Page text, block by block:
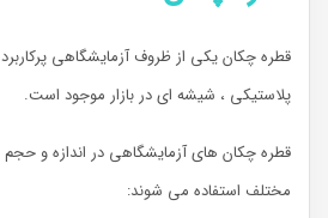
قطره چکان یکی از ظروف آزمایشگاهی
پلاستیکی ،‌ شیشه ای در بازار موجود است.
قطره چکان های آزمایشگاهی در اندازه و
مختلف استفاده می شوند:‌